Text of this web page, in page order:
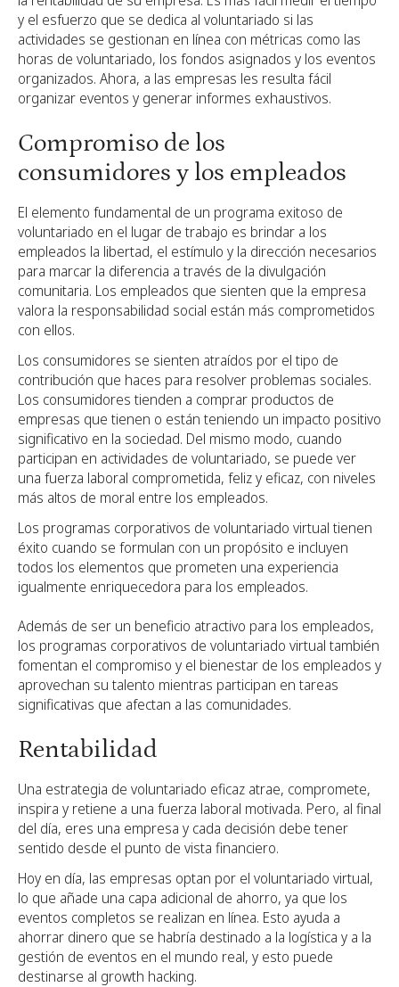
y el esfuerzo que se dedica al voluntariado si las
actividades se gestionan en línea con métricas como las
horas de voluntariado, los fondos asignados y los eventos
organizados. Ahora, a las empresas les resulta fácil
organizar eventos y generar informes exhaustivos.
Compromiso de los
consumidores y los empleados
El elemento fundamental de un programa exitoso de
voluntariado en el lugar de trabajo es brindar a los
empleados la libertad, el estímulo y la dirección necesarios
para marcar la diferencia a través de la divulgación
comunitaria. Los empleados que sienten que la empresa
valora la responsabilidad social están más comprometidos
con ellos.
Los consumidores se sienten atraídos por el tipo de
contribución que haces para resolver problemas sociales.
Los consumidores tienden a comprar productos de
empresas que tienen o están teniendo un impacto positivo
significativo en la sociedad. Del mismo modo, cuando
participan en actividades de voluntariado, se puede ver
una fuerza laboral comprometida, feliz y eficaz, con niveles
más altos de moral entre los empleados.
Los programas corporativos de voluntariado virtual tienen
éxito cuando se formulan con un propósito e incluyen
todos los elementos que prometen una experiencia
igualmente enriquecedora para los empleados.
Además de ser un beneficio atractivo para los empleados,
los programas corporativos de voluntariado virtual también
fomentan el compromiso y el bienestar de los empleados y
aprovechan su talento mientras participan en tareas
significativas que afectan a las comunidades.
Rentabilidad
Una estrategia de voluntariado eficaz atrae, compromete,
inspira y retiene a una fuerza laboral motivada. Pero, al final
del día, eres una empresa y cada decisión debe tener
sentido desde el punto de vista financiero.
Hoy en día, las empresas optan por el voluntariado virtual,
lo que añade una capa adicional de ahorro, ya que los
eventos completos se realizan en línea. Esto ayuda a
ahorrar dinero que se habría destinado a la logística y a la
gestión de eventos en el mundo real, y esto puede
destinarse al growth hacking.